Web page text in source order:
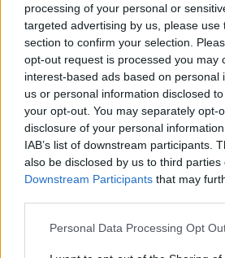
processing of your personal or
targeted advertising by us, please use
section to confirm your selection.
opt-out request is processed you may
interest-based ads based on personal
us or personal information disclosed
your opt-out. You may separately opt-
disclosure of your personal
IAB’s list of downstream participants.
also be disclosed by us to third parties
Downstream Participants that may
Personal Data Processing Opt
Beprotiškai ilgėjosi
Su D. Kasparaičiu interviu teko
labai į atmintį įsirėžė tai, kaip jis
sportinės karjeros pradžią, kai